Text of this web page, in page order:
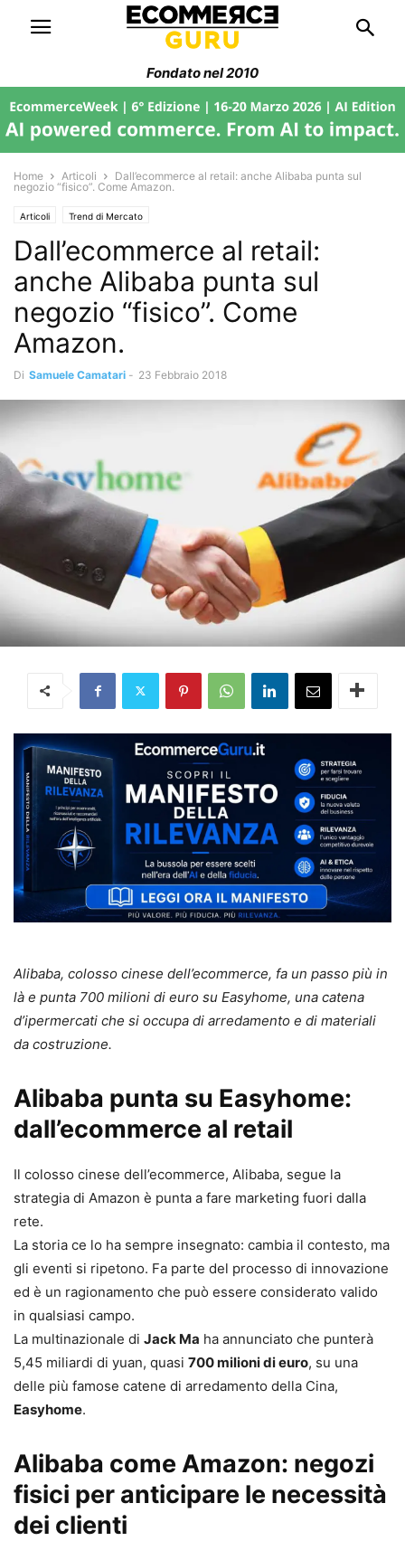
Fondato nel 2010
Home Articoli
Dall’ecommerce al retail: anche Alibaba punta sul
negozio “fisico”. Come Amazon.
Articoli Trend di Mercato
Dall’ecommerce al retail:
anche Alibaba punta sul
negozio “fisico”. Come
Amazon.
Di Samuele Camatari - 23 Febbraio 2018
Alibaba, colosso cinese dell’ecommerce, fa un passo più in
là e punta 700 milioni di euro su Easyhome, una catena
d’ipermercati che si occupa di arredamento e di materiali
da costruzione.
Alibaba punta su Easyhome:
dall’ecommerce al retail
Il colosso cinese dell’ecommerce, Alibaba, segue la
strategia di Amazon è punta a fare marketing fuori dalla
rete.
La storia ce lo ha sempre insegnato: cambia il contesto, ma
gli eventi si ripetono. Fa parte del processo di innovazione
ed è un ragionamento che può essere considerato valido
in qualsiasi campo.
La multinazionale di Jack Ma ha annunciato che punterà
5,45 miliardi di yuan, quasi 700 milioni di euro, su una
delle più famose catene di arredamento della Cina,
Easyhome.
Alibaba come Amazon: negozi
fisici per anticipare le necessità
dei clienti